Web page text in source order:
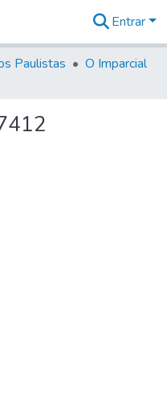
Entrar
Paulistas
O Imparcial